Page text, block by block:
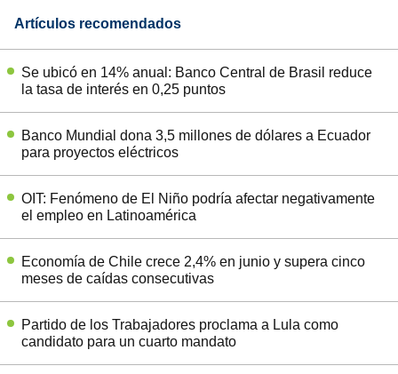
Artículos recomendados
Se ubicó en 14% anual: Banco Central de Brasil reduce
la tasa de interés en 0,25 puntos
Banco Mundial dona 3,5 millones de dólares a Ecuador
para proyectos eléctricos
OIT: Fenómeno de El Niño podría afectar negativamente
el empleo en Latinoamérica
Economía de Chile crece 2,4% en junio y supera cinco
meses de caídas consecutivas
Partido de los Trabajadores proclama a Lula como
candidato para un cuarto mandato